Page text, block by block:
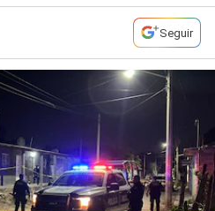
Seguir